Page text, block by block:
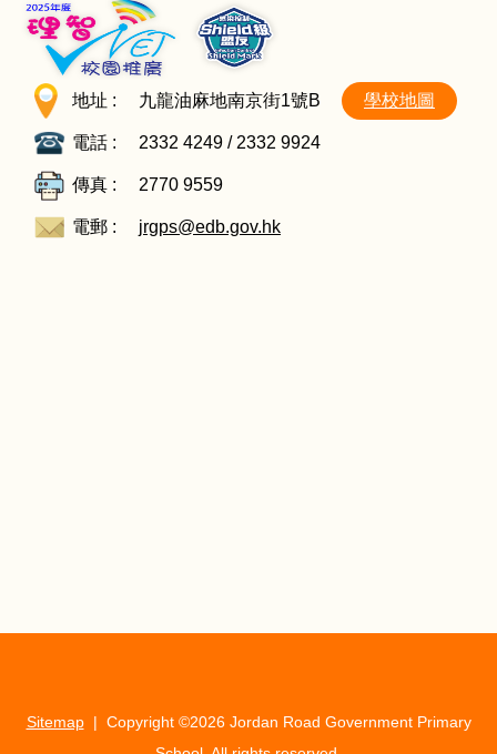
地址 : 九龍油麻地南京街1號B 學校地圖
電話 : 2332 4249 / 2332 9924
傳真 : 2770 9559
電郵 : jrgps@edb.gov.hk
Sitemap| Copyright ©2026 Jordan Road Government Primary